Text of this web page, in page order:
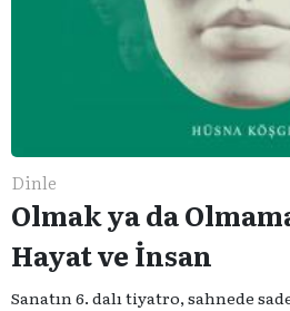
Dinle
Olmak ya da
Hayat ve İnsan
Sanatın 6. dalı tiyatro, sahnede